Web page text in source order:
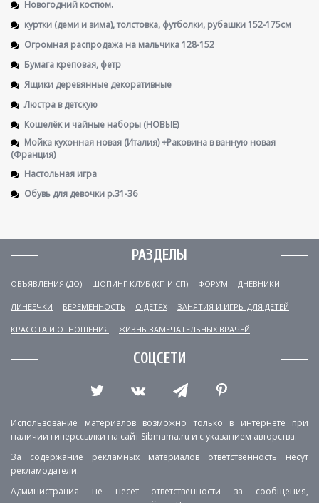
Новогодний костюм.
куртки (деми и зима), толстовка, футболки, рубашки 152-175см
Огромная распродажа на мальчика 128-152
Бумага креповая, фетр
Ящики деревянные декоративные
Люстра в детскую
Кошелёк и чайные наборы (НОВЫЕ)
Мойка кухонная новая (Италия) +Раковина в ванную новая
(Франция)
Настольная игра
Обувь для девочки р.31-36
РАЗДЕЛЫ
ОБЪЯВЛЕНИЯ (ДО) ШОПИНГ КЛУБ (КП И СП) ФОРУМ ДНЕВНИКИ
ЛИНЕЕЧКИ БЕРЕМЕННОСТЬ О ДЕТЯХ ЗАНЯТИЯ И ИГРЫ ДЛЯ ДЕТЕЙ
КРАСОТА И ОТНОШЕНИЯ ЖИЗНЬ ЗАМЕЧАТЕЛЬНЫХ ВРАЧЕЙ
СОЦСЕТИ
Использование материалов возможно только в интернете при
наличии гиперссылки на сайт Sibmama.ru и с указанием авторства.
За содержание рекламных материалов ответственность несут
рекламодатели.
Администрация не несет ответственности за сообщения,